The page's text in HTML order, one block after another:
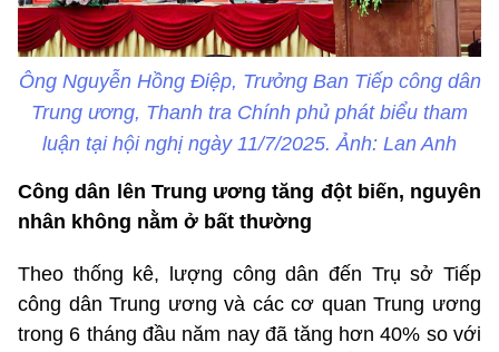
Ông Nguyễn Hồng Điệp, Trưởng Ban Tiếp công dân
Trung ương, Thanh tra Chính phủ phát biểu tham
luận tại hội nghị ngày 11/7/2025. Ảnh: Lan Anh
Công dân lên Trung ương tăng đột biến, nguyên
nhân không nằm ở bất thường
Theo thống kê, lượng công dân đến Trụ sở Tiếp
công dân Trung ương và các cơ quan Trung ương
trong 6 tháng đầu năm nay đã tăng hơn 40% so với